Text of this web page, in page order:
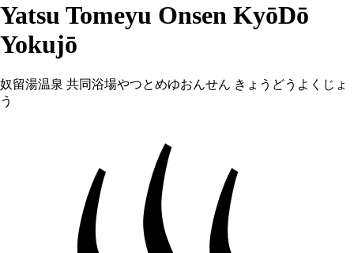
Yatsu Tomeyu Onsen KyōDō
Yokujō
奴留湯温泉 共同浴場やつとめゆおんせん きょうどうよくじょ
う